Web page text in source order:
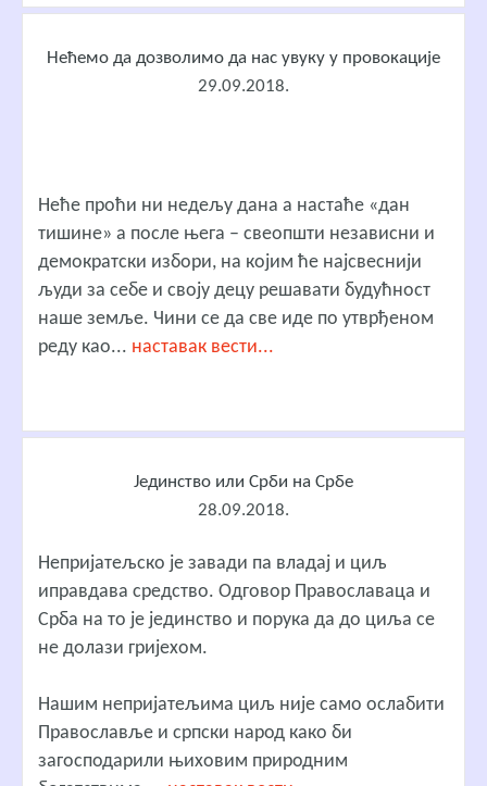
Нећемо да дозволимо да нас увуку у провокације
29.09.2018.
Неће проћи ни недељу дана а настаће «дан
тишине» а после њега – свеопшти независни и
демократски избори, на којим ће најсвеснији
људи за себе и своју децу решавати будућност
наше земље. Чини се да све иде по утврђеном
реду као... наставак вести...
Јединство или Срби на Србе
28.09.2018.
Непријатељско је завади па владај и циљ
иправдава средство. Одговор Православаца и
Срба на то је јединство и порука да до циља се
не долази гријехом.
Нашим непријатељима циљ није само ослабити
Православље и српски народ како би
загосподарили њиховим природним